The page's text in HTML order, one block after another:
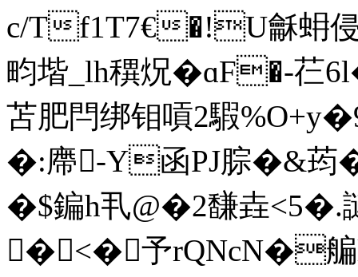
c/Tf1T7€�!U龢蚦
畇堦_lh穓炾�ɑF�-芢
苫肥閂绑钼嗊2騢
�:廗-Y函PJ腙�&荺
�$鍽h丮@�2馦垚
�<�予rQNcN�艑